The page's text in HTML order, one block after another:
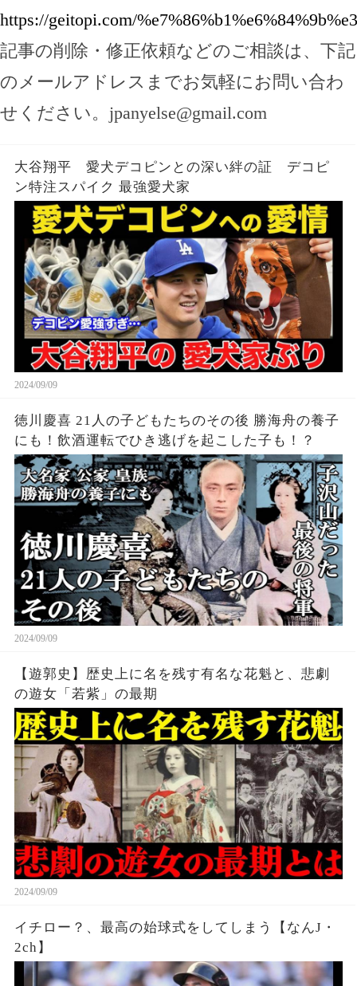
https://geitopi.com/
記事の削除・修正依頼などのご相談は、下記
のメールアドレスまでお気軽にお問い合わ
せください。 jpanyelse@gmail.com
大谷翔平 愛犬デコピンとの深い絆の証 デコピ
ン特注スパイク 最強愛犬家
2024/09/09
徳川慶喜 21人の子どもたちのその後 勝海舟の養子
にも！飲酒運転でひき逃げを起こした子も！？
2024/09/09
【遊郭史】歴史上に名を残す有名な花魁と、悲劇
の遊女「若紫」の最期
2024/09/09
イチロー？、最高の始球式をしてしまう【なんJ・
2ch】